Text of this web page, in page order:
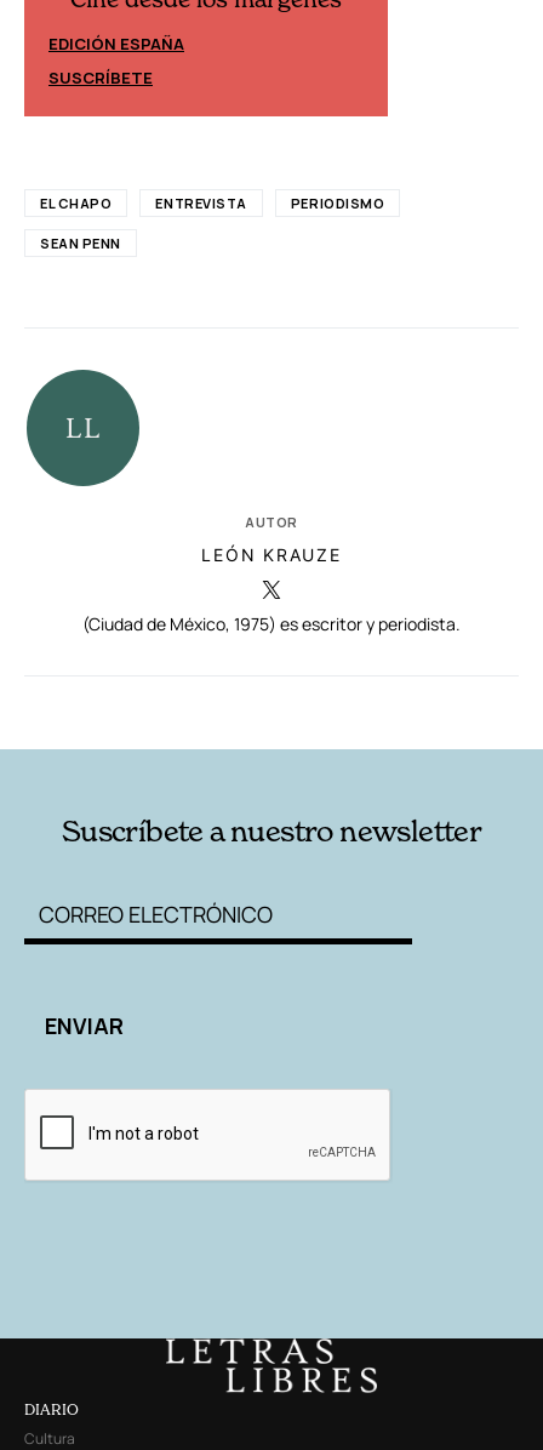
EDICIÓN ESPAÑA
SUSCRÍBETE
EL CHAPO ENTREVISTA PERIODISMO
SEAN PENN
AUTOR
LEÓN KRAUZE
(Ciudad de México, 1975) es escritor y periodista.
Suscríbete a nuestro newsletter
DIARIO
Cultura